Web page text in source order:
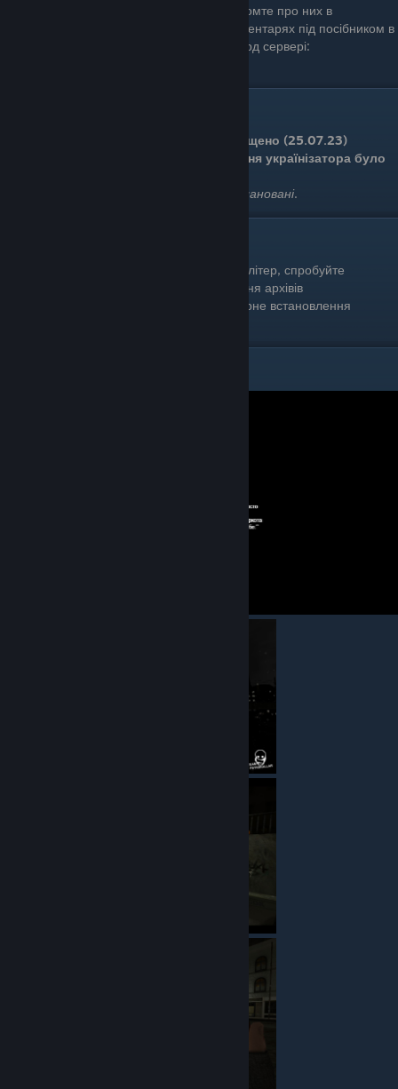
Якщо у вас виникли якісь проблеми, повідомте про них в
коментарях локалізації на сайті KULI / коментарях під посібником в
Steam / У відповідній гілці на моєму дискорд сервері:
Першу версію українізатору було випущено (25.07.23)
Глобальне (можливо останнє) оновлення українізатора було
більше не заплановані.
- Якщо замість інвентарю ви бачите набір літер, спробуйте
встановити іншу програму для розпакування архівів
(Рекомендовано 7Zip) та виконайте повторне встановлення